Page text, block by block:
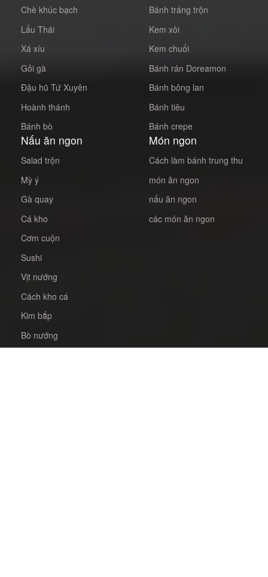
Chè khúc bạch
Lẩu Thái
Xá xíu
Gỏi gà
Đậu hũ Tứ Xuyên
Hoành thánh
Bánh bò
Bánh tráng trộn
Kem xôi
Kem chuối
Bánh rán Doreamon
Bánh bông lan
Bánh tiêu
Bánh crepe
Nấu ăn ngon
Salad trộn
Mỳ ý
Gà quay
Cá kho
Cơm cuộn
Sushi
Vịt nướng
Cách kho cá
Kim bắp
Bò nướng
Món ngon
Cách làm bánh trung thu
món ăn ngon
nấu ăn ngon
các món ăn ngon